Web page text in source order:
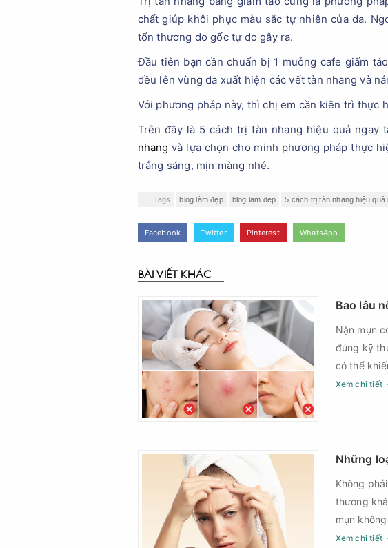
chất giúp khôi phục màu sắc tự nhiên của da.
tổn thương do gốc tự do gây ra.
Đầu tiên bạn cần chuẩn bị 1 muỗng cafe giấm
đều lên vùng da xuất hiện các vết tàn nhang và
Với phương pháp này, thì chị em cần kiên trì thực
Trên đây là 5 cách trị tàn nhang hiệu quả ngay
nhang và lựa chọn cho minh phương pháp thực
trắng sáng, mịn màng nhé.
Tags blog làm đẹp blog lam dep 5 cách trị tàn nhang hiệu quả
Facebook Twitter Pinterest WhatsApp
BÀI VIẾT KHÁC
Bao lâu
Nặn mụn
đúng kỹ
có thể
là vấn đề
Xem chi tiết
Những
Không
thương
mụn
nguy cơ
Xem chi tiết